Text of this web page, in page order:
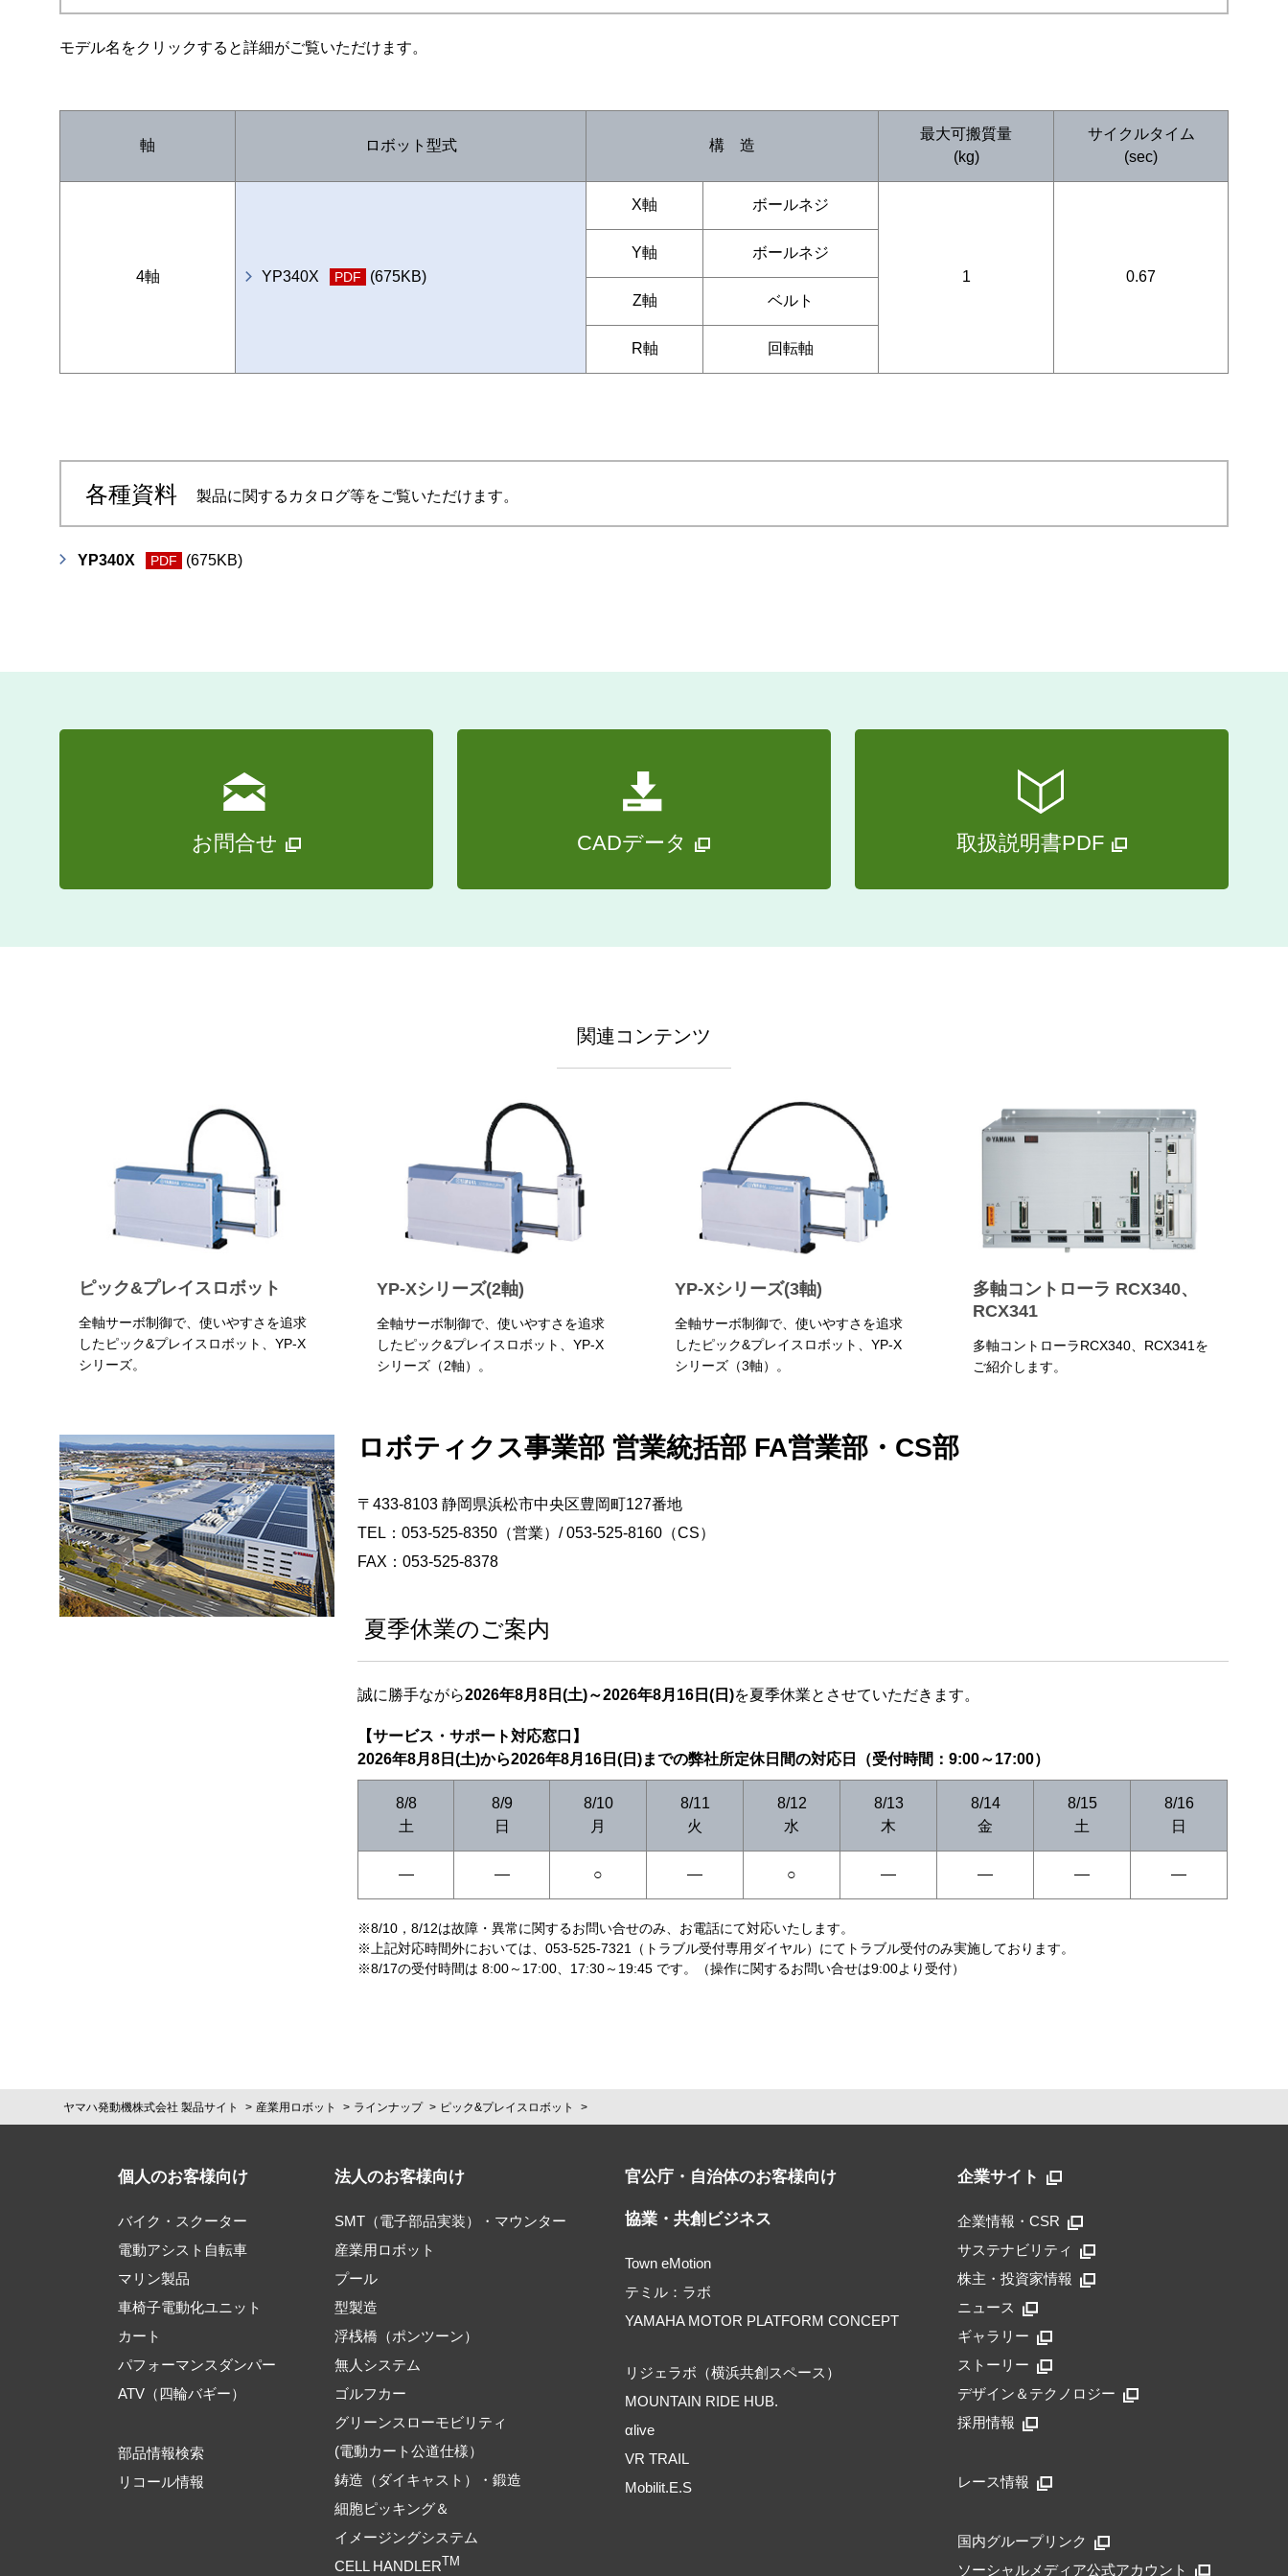
モデル名をクリックすると詳細がご覧いただけます。
軸 ロボット型式 構 造
最大可搬質量
(kg)
サイクルタイム
(sec)
4軸 YP340X PDF (675KB)
X軸 ボールネジ
1 0.67
Y軸 ボールネジ
Z軸 ベルト
R軸 回転軸
各種資料 製品に関するカタログ等をご覧いただけます。
YP340X PDF (675KB)
お問合せ CADデータ 取扱説明書PDF
関連コンテンツ
ピック&プレイスロボット
全軸サーボ制御で、使いやすさを追求
したピック&プレイスロボット、YP-X
シリーズ。
YP-Xシリーズ(2軸)
全軸サーボ制御で、使いやすさを追求
したピック&プレイスロボット、YP-X
シリーズ（2軸）。
YP-Xシリーズ(3軸)
全軸サーボ制御で、使いやすさを追求
したピック&プレイスロボット、YP-X
シリーズ（3軸）。
多軸コントローラ RCX340、
RCX341
多軸コントローラRCX340、RCX341を
ご紹介します。
ロボティクス事業部 営業統括部 FA営業部・CS部
〒433-8103 静岡県浜松市中央区豊岡町127番地
TEL：053-525-8350（営業）/ 053-525-8160（CS）
FAX：053-525-8378
夏季休業のご案内
誠に勝手ながら2026年8月8日(土)～2026年8月16日(日)を夏季休業とさせていただきます。
【サービス・サポート対応窓口】
2026年8月8日(土)から2026年8月16日(日)までの弊社所定休日間の対応日（受付時間：9:00～17:00）
8/8
土
8/9
日
8/10
月
8/11
火
8/12
水
8/13
木
8/14
金
8/15
土
8/16
日
― ― ○ ― ○ ― ― ― ―
※8/10，8/12は故障・異常に関するお問い合せのみ、お電話にて対応いたします。
※上記対応時間外においては、053-525-7321（トラブル受付専用ダイヤル）にてトラブル受付のみ実施しております。
※8/17の受付時間は 8:00～17:00、17:30～19:45 です。（操作に関するお問い合せは9:00より受付）
ヤマハ発動機株式会社 製品サイト 産業用ロボット ラインナップ ピック&プレイスロボット
個人のお客様向け
バイク・スクーター
電動アシスト自転車
マリン製品
車椅子電動化ユニット
カート
パフォーマンスダンパー
ATV（四輪バギー）
部品情報検索
リコール情報
法人のお客様向け
SMT（電子部品実装）・マウンター
産業用ロボット
プール
型製造
浮桟橋（ポンツーン）
無人システム
ゴルフカー
グリーンスローモビリティ
(電動カート公道仕様）
鋳造（ダイキャスト）・鍛造
細胞ピッキング＆
イメージングシステム
CELL HANDLERTM
官公庁・自治体のお客様向け
協業・共創ビジネス
Town eMotion
テミル：ラボ
YAMAHA MOTOR PLATFORM CONCEPT
リジェラボ（横浜共創スペース）
MOUNTAIN RIDE HUB.
αlive
VR TRAIL
Mobilit.E.S
企業サイト
企業情報・CSR
サステナビリティ
株主・投資家情報
ニュース
ギャラリー
ストーリー
デザイン＆テクノロジー
採用情報
レース情報
国内グループリンク
ソーシャルメディア公式アカウント